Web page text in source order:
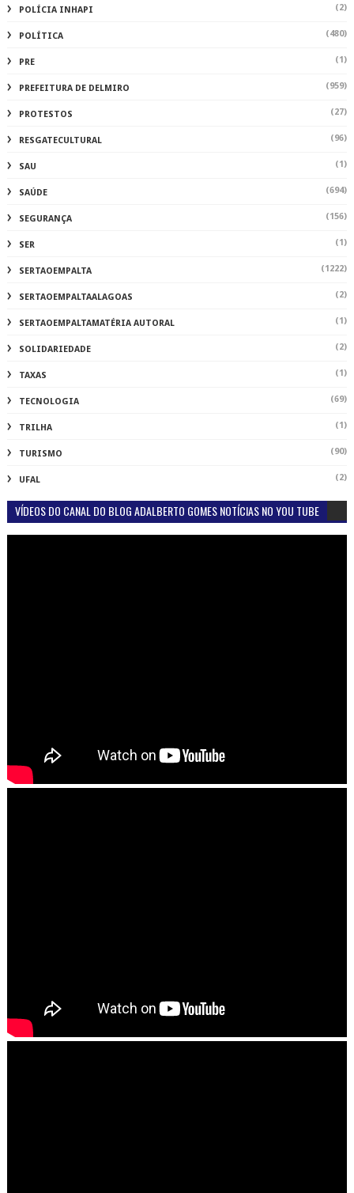
POLÍCIA INHAPI (2)
POLÍTICA (480)
PRE (1)
PREFEITURA DE DELMIRO (959)
PROTESTOS (27)
RESGATECULTURAL (96)
SAU (1)
SAÚDE (694)
SEGURANÇA (156)
SER (1)
SERTAOEMPALTA (1222)
SERTAOEMPALTAALAGOAS (2)
SERTAOEMPALTAMATÉRIA AUTORAL (1)
SOLIDARIEDADE (2)
TAXAS (1)
TECNOLOGIA (69)
TRILHA (1)
TURISMO (90)
UFAL (2)
VÍDEOS DO CANAL DO BLOG ADALBERTO GOMES NOTÍCIAS NO YOU TUBE